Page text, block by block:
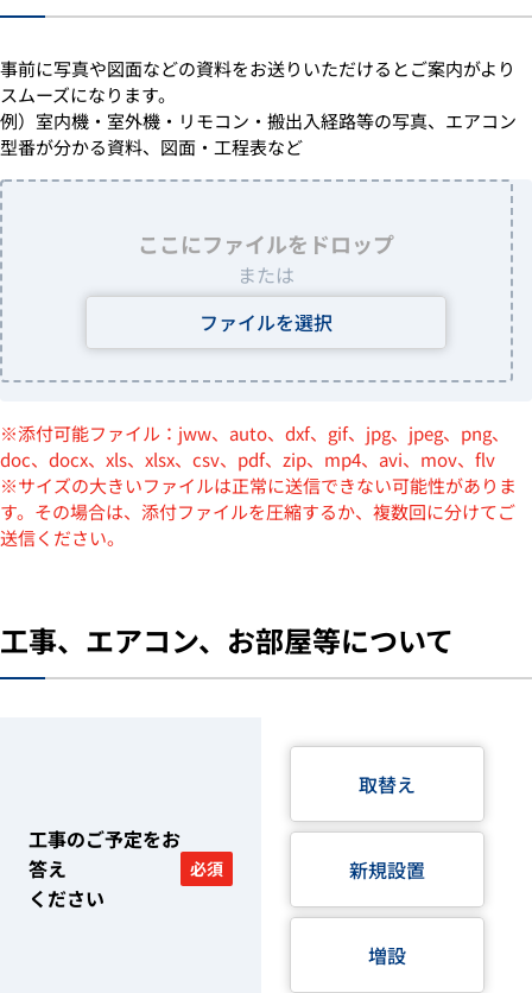
事前に写真や図面などの資料をお送りいただけるとご案内がより
スムーズになります。
例）室内機・室外機・リモコン・搬出入経路等の写真、エアコン
型番が分かる資料、図面・工程表など
ここにファイルをドロップ
または
ファイルを選択
※添付可能ファイル：jww、auto、dxf、gif、jpg、jpeg、png、
doc、docx、xls、xlsx、csv、pdf、zip、mp4、avi、mov、flv
※サイズの大きいファイルは正常に送信できない可能性がありま
す。その場合は、添付ファイルを圧縮するか、複数回に分けてご
送信ください。
工事、エアコン、お部屋等について
工事のご予定をお
答え
ください
必須
取替え
新規設置
増設